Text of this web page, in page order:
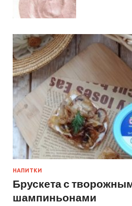
НАПИТКИ
Брускета с
шампиньонами